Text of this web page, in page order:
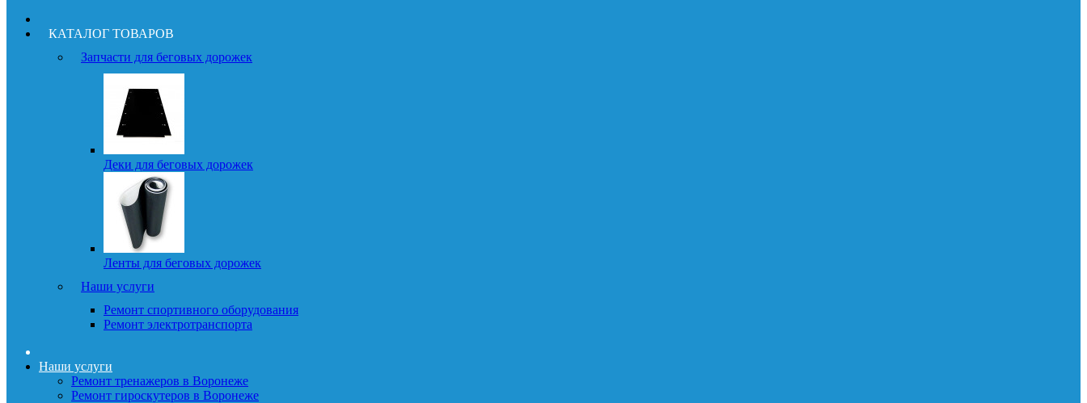
КАТАЛОГ ТОВАРОВ
Запчасти для беговых дорожек
Деки для беговых дорожек
Ленты для беговых дорожек
Наши услуги
Ремонт спортивного оборудования
Ремонт электротранспорта
Наши услуги
Ремонт тренажеров в Воронеже
Ремонт гироскутеров в Воронеже